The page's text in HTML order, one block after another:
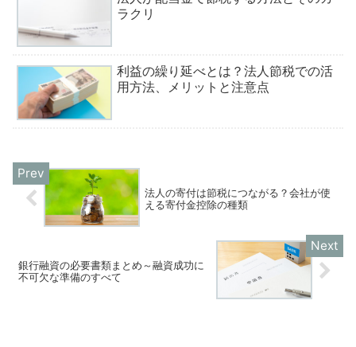
ラクリ
利益の繰り延べとは？法人節税での活
用方法、メリットと注意点
法人の寄付は節税につながる？会社が使
える寄付金控除の種類
銀行融資の必要書類まとめ～融資成功に
不可欠な準備のすべて